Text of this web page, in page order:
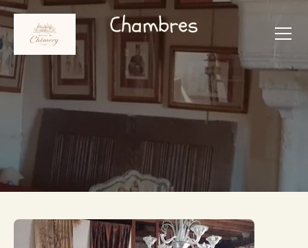
Chambres